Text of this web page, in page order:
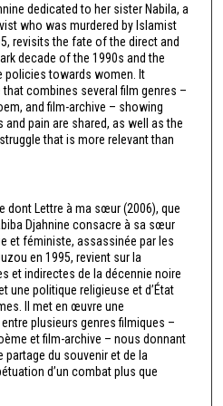
dedicated to her sister Nabila, a
who was murdered by Islamist
revisits the fate of the direct and
decade of the 1990s and the
policies towards women. It
combines several film genres –
and film-archive – showing
pain are shared, as well as the
that is more relevant than
dont Lettre à ma sœur (2006), que
Djahnine consacre à sa sœur
et féministe, assassinée par les
en 1995, revient sur la
et indirectes de la décennie noire
une politique religieuse et d’État
Il met en œuvre une
plusieurs genres filmiques –
et film-archive – nous donnant
du souvenir et de la
d’un combat plus que